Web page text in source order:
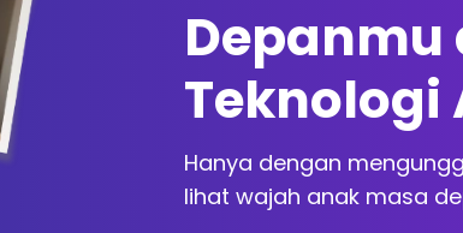
Depanmu
Teknologi
Hanya dengan
lihat wajah anak masa